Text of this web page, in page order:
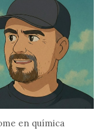
en química